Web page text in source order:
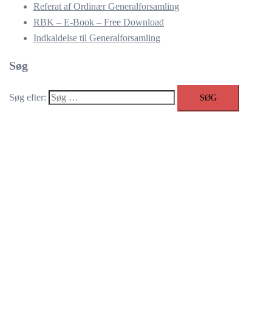
Referat af Ordinær Generalforsamling
RBK – E-Book – Free Download
Indkaldelse til Generalforsamling
Søg
Søg efter: